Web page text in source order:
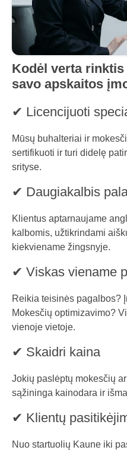
Kodėl verta rinktis
savo apskaitos
✔ Licencijuoti
Mūsų buhalteriai ir
sertifikuoti ir turi didelę
srityse.
✔ Daugiakalbis
Klientus aptarnaujame
kalbomis, užtikrindami
kiekviename žingsnyje.
✔ Viskas viename
Reikia teisinės pagalbos?
Mokesčių optimizavimo?
vienoje vietoje.
✔ Skaidri kaina
Jokių paslėptų mokesčių
sąžininga kainodara ir
✔ Klientų
Nuo startuolių Kaune iki